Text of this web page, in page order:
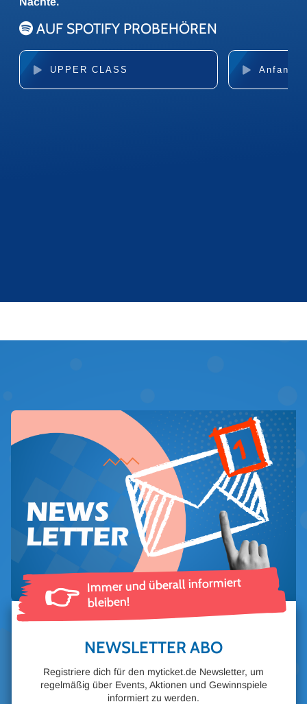
AUF SPOTIFY PROBEHÖREN
UPPER CLASS Anfang
👉 Immer und überall informiert
bleiben!
NEWSLETTER ABO
Registriere dich für den myticket.de Newsletter, um
regelmäßig über Events, Aktionen und Gewinnspiele
informiert zu werden.